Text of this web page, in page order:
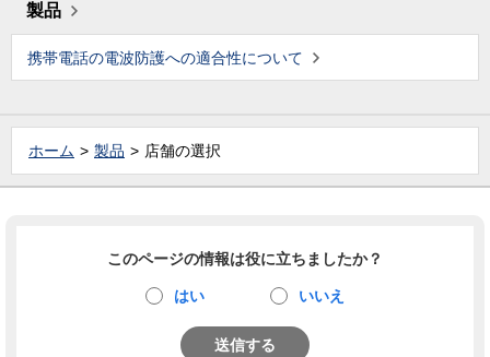
製品
携帯電話の電波防護への適合性について
ホーム 製品 店舗の選択
このページの情報は役に立ちましたか？
はい いいえ
送信する